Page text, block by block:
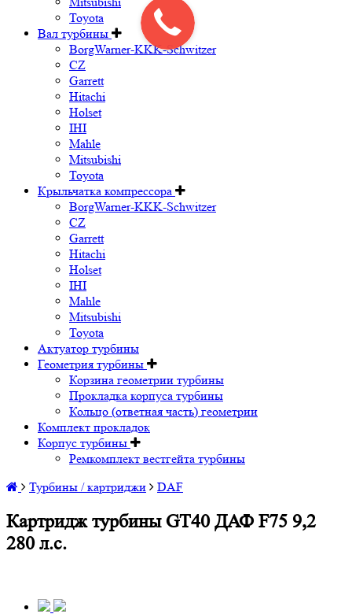
Toyota
Вал турбины
BorgWarner-KKK-Schwitzer
CZ
Garrett
Hitachi
Holset
IHI
Mahle
Mitsubishi
Toyota
Крыльчатка компрессора
BorgWarner-KKK-Schwitzer
CZ
Garrett
Hitachi
Holset
IHI
Mahle
Mitsubishi
Toyota
Актуатор турбины
Геометрия турбины
Корзина геометрии турбины
Прокладка корпуса турбины
Кольцо (ответная часть) геометрии
Комплект прокладок
Корпус турбины
Ремкомплект вестгейта турбины
Турбины / картриджи
DAF
Картридж турбины GT40 ДАФ F75 9,2
280 л.с.